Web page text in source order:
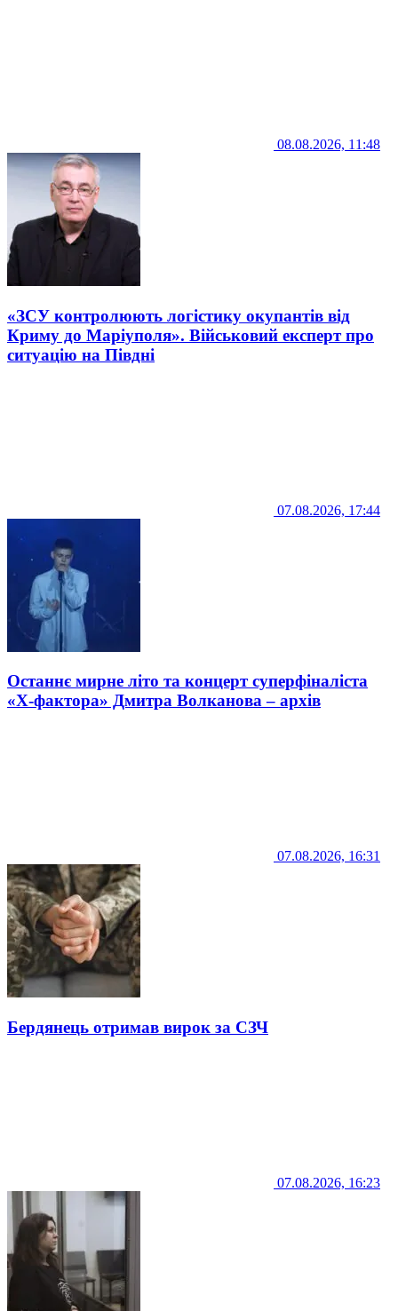
08.08.2026, 11:48
«ЗСУ контролюють логістику окупантів від
Криму до Маріуполя». Військовий експерт про
ситуацію на Півдні
07.08.2026, 17:44
Останнє мирне літо та концерт суперфіналіста
«Х-фактора» Дмитра Волканова – архів
07.08.2026, 16:31
Бердянець отримав вирок за СЗЧ
07.08.2026, 16:23